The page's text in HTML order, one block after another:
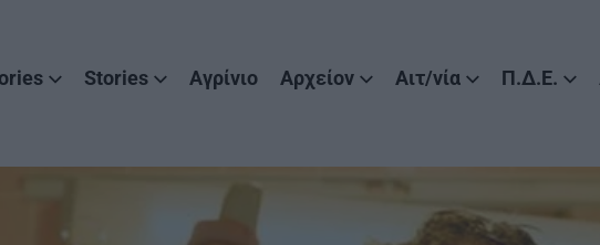
Stories Αγρίνιο Αρχείον Αιτ/νία Π.Δ.Ε.